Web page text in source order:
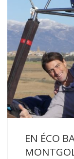
Retrouvez nous ce
2021 […]
EN ÉCO